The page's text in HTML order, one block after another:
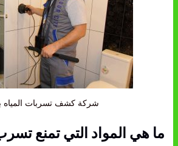
شركة كشف تسربات المياه
ما هي المواد التي تمنع